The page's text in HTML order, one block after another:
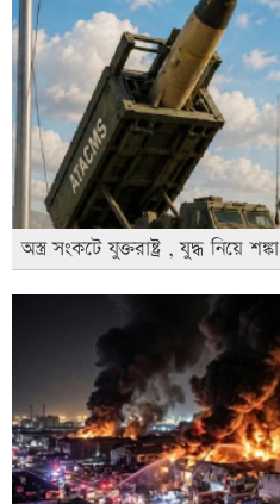
অস্ত্র সংকটে যুক্তরাষ্ট্র , যুদ্ধ নিয়ে শঙ্কা